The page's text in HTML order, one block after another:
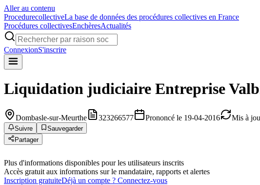
Aller au contenu
ProcedurecollectiveLa base de données des procédures collectives en France
Procédures collectivesEnchèresActualités
ConnexionS'inscrire
Liquidation judiciaire Entreprise
Dombasle-sur-Meurthe 323266577 Prononcé le 19-04-2016 Mis à
Suivre
Sauvegarder
Partager
Plus d'informations disponibles pour les utilisateurs inscrits
Accès gratuit aux informations sur le mandataire, rapports et alertes
Inscription gratuiteDéjà un compte ? Connectez-vous